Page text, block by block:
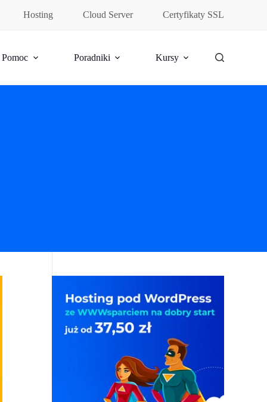
Hosting Cloud Server Certyfikaty SSL
Pomoc Poradniki Kursy